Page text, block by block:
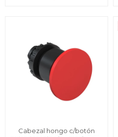
Cabezal hongo c/botón